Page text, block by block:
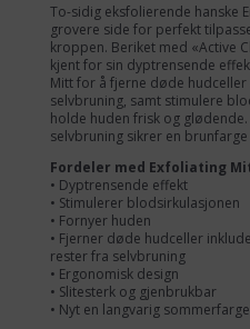
To-sidig eksfolierende hanske
grovere side for perfekt
kroppen. Beriket med «Active
kjent for sin dyptrensende
Mitt for å fjerne døde hudceller
selvbruning, samt stimulere
holde huden frisk og
selvbruning sikrer en
Fordeler med Exfoliating
• Dyptrensende effekt
• Stimulerer blodsirkulasjonen
• Fornyer huden
• Fjerner døde hudceller
rester fra selvbruning
• Ergonomisk design
• Slitesterk og gjenbrukbar
• Nyt en langvarig